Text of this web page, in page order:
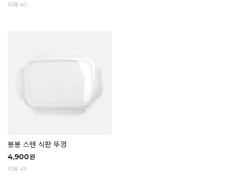
리뷰 40
봉봉 스텐 식판 뚜껑
4,900원
리뷰 49